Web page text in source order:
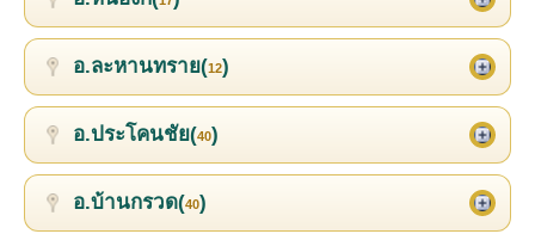
อ.ละหานทราย(12)
อ.ประโคนชัย(40)
อ.บ้านกรวด(40)